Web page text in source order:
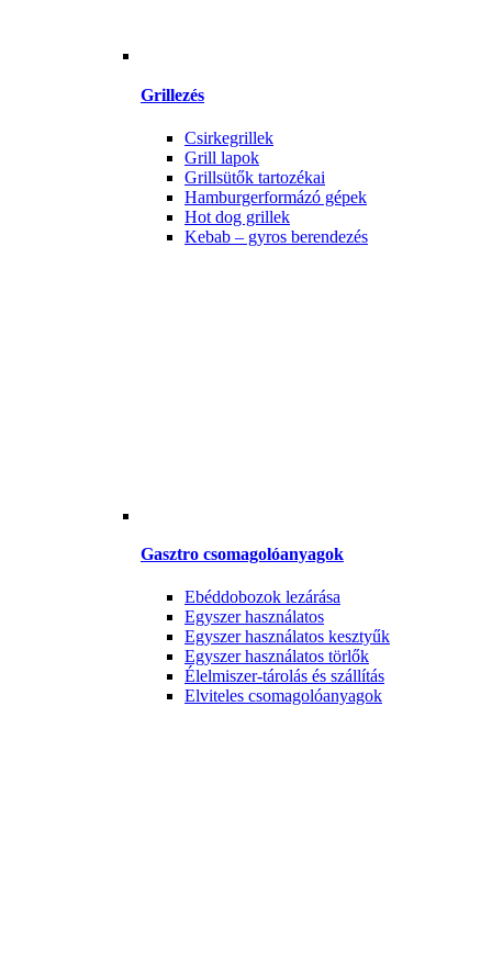
Grillezés
Csirkegrillek
Grill lapok
Grillsütők tartozékai
Hamburgerformázó gépek
Hot dog grillek
Kebab – gyros berendezés
Gasztro csomagolóanyagok
Ebéddobozok lezárása
Egyszer használatos
Egyszer használatos kesztyűk
Egyszer használatos törlők
Élelmiszer-tárolás és szállítás
Elviteles csomagolóanyagok